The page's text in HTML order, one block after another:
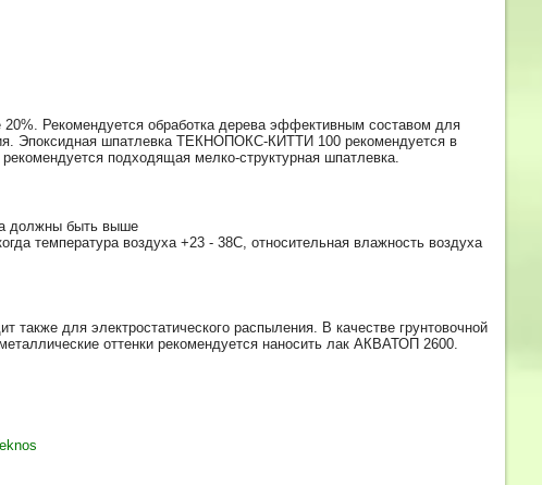
Рекомендуется обработка дерева эффективным составом для
Эпоксидная шпатлевка ТЕКНОПОКС-КИТТИ 100 рекомендуется в
подходящая мелко-структурная шпатлевка.
должны быть выше
температура воздуха +23 - 38C, относительная влажность воздуха
для электростатического распыления. В качестве грунтовочной
оттенки рекомендуется наносить лак АКВАТОП 2600.